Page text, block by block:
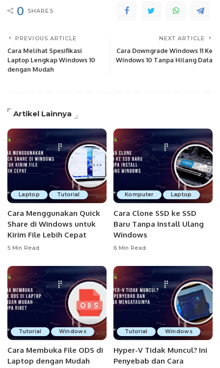
0 SHARES
PREVIOUS ARTICLE
Cara Melihat Spesifikasi
Laptop Lengkap Windows 10
dengan Mudah
NEXT ARTICLE
Cara Downgrade Windows 11 Ke
Windows 10 Tanpa Hilang Data
Artikel Lainnya
Laptop Tutorial
Cara Menggunakan Quick
Share di Windows untuk
Kirim File Lebih Cepat
5 Min Read
Komputer Laptop
Cara Clone SSD ke SSD
Baru Tanpa Install Ulang
Windows
6 Min Read
Tutorial Windows
Cara Membuka File ODS di
Laptop dengan Mudah
Tutorial Windows
Hyper-V Tidak Muncul? Ini
Penyebab dan Cara